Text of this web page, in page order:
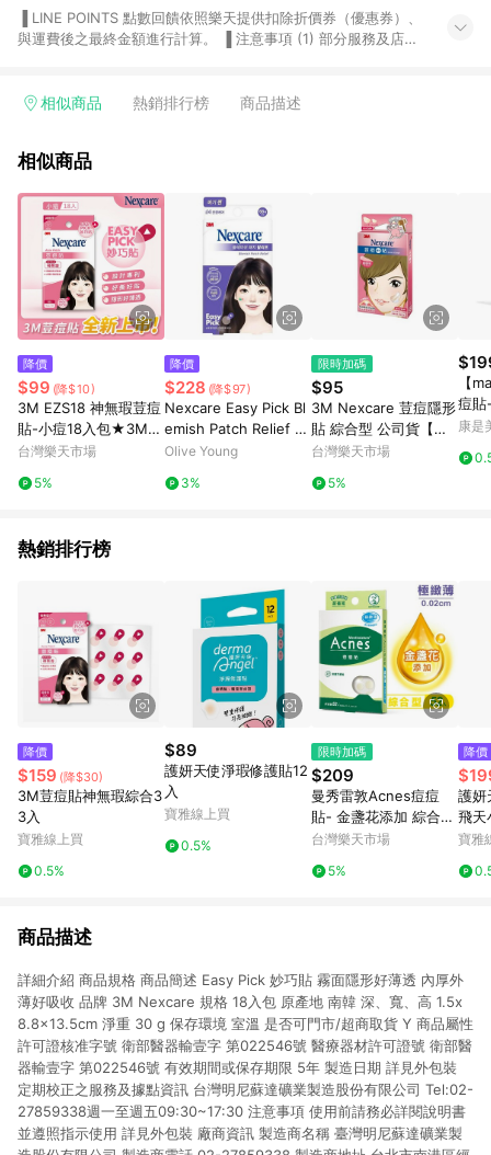
與運費後之最終金額進行計算。 ▐ 注意事項 (1) 部分服務及店家
Smart mobile、神腦生活、JS巨盛、樂天KOBO電子書，請詳閱
台灣樂天市場，並在同一瀏覽器於24小時內結帳，才享有 LINE
市場 45 天內完成訂單出貨及結帳，則不符合贈點資格。 (4) 如
使用APP、或中途瀏覽比價網、回饋網、Google等其他網頁、或
由網頁版(電腦版/手機版網頁)切換為App都將會造成追蹤中斷而
無法進行 LINE POINTS 回饋。 (5) LINE 購物為購物資訊整合性
平台，商品資料更新會有時間差，如顯示之商品規格、顏色、價
位、贈品與台灣樂天市場銷售網頁不符，以銷售網頁標示為準。
(6) 導購訂單已逾 365 天，根據台灣樂天回饋規定，逾期訂單將
點數回饋或點數回饋有爭議，台灣樂天市場保有更改條款與法律
追訴之權利，活動詳情以樂天市場網站公告為準。
相似商品 熱銷排行榜 商品描述
相似商品
降價
$99 (降$10)
3M EZS18 神無瑕荳痘
貼-小痘18入包★3M
迎新送舊 ★299起免運
台灣樂天市場
5%
降價
$228 (降$97)
Nexcare Easy Pick Bl
emish Patch Relief 6
8 Count
Olive Young
3%
限時加碼
$95
3M Nexcare 荳痘隱形
貼 綜合型 公司貨【立
赫藥局】
台灣樂天市場
5%
【
痘貼
盒）
康是
熱銷排行榜
降價
$159 (降$30)
3M荳痘貼神無瑕綜合3
3入
寶雅線上買
0.5%
$89
護妍天使淨瑕修護貼12
入
寶雅線上買
0.5%
限時加碼
$209
曼秀雷敦Acnes痘痘
貼- 金盞花添加 綜合型
52入
台灣樂天市場
5%
降價
護妍
飛天
寶雅
商品描述
詳細介紹 商品規格 商品簡述 Easy Pick 妙巧貼 霧面隱形好薄透 內厚外
薄好吸收 品牌 3M Nexcare 規格 18入包 原產地 南韓 深、寬、高 1.5x
8.8x13.5cm 淨重 30 g 保存環境 室溫 是否可門市/超商取貨 Y 商品屬性
許可證核准字號 衛部醫器輸壹字 第022546號 醫療器材許可證號 衛部醫
器輸壹字 第022546號 有效期間或保存期限 5年 製造日期 詳見外包裝
定期校正之服務及據點資訊 台灣明尼蘇達礦業製造股份有限公司 Tel:02-
27859338週一至週五09:30~17:30 注意事項 使用前請務必詳閱說明書
並遵照指示使用 詳見外包裝 廠商資訊 製造商名稱 臺灣明尼蘇達礦業製